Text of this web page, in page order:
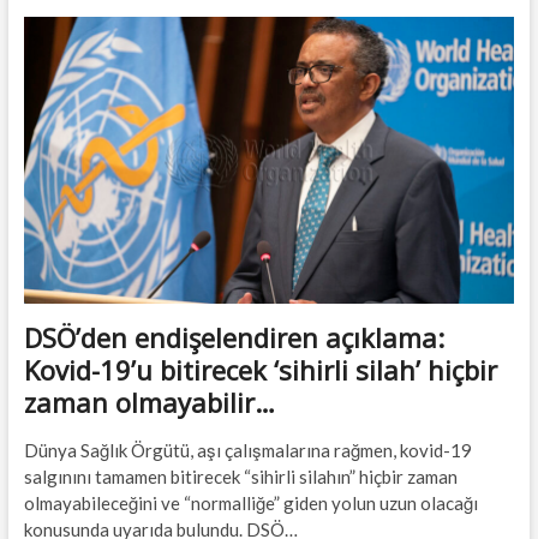
eden
ilk
ülke
oldu…
DSÖ,
temas
halindeyiz…
DSÖ’den endişelendiren açıklama:
Kovid-19’u bitirecek ‘sihirli silah’ hiçbir
zaman olmayabilir…
Dünya Sağlık Örgütü, aşı çalışmalarına rağmen, kovid-19
salgınını tamamen bitirecek “sihirli silahın” hiçbir zaman
olmayabileceğini ve “normalliğe” giden yolun uzun olacağı
konusunda uyarıda bulundu. DSÖ…